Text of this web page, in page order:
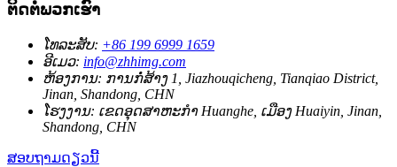
ຕິດຕໍ່ພວກເຮົາ
ໂທລະສັບ: +86 199 6999 1659
ອີເມວ: info@zhhimg.com
ຫ້ອງການ: ການກໍ່ສ້າງ 1, Jiazhouqicheng, Tianqiao District,
Jinan, Shandong, CHN
ໂຮງງານ: ເຂດ​ອຸດ​ສາ​ຫະ​ກໍາ Huanghe​, ເມືອງ Huaiyin​, Jinan​,
Shandong​, CHN​
ສອບຖາມດຽວນີ້